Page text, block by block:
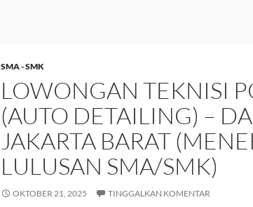
SMA - SMK
LOWONGAN TEKNISI
(AUTO DETAILING) –
JAKARTA BARAT
LULUSAN SMA/SMK)
OKTOBER 21, 2025 TINGGALKAN KOMENTAR